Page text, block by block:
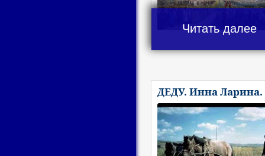
Читать далее
ДЕДУ. Инна Ларина.